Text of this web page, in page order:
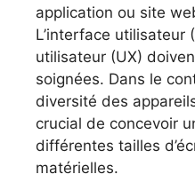
application ou site
L’interface utilisateur
utilisateur (UX)
soignées. Dans le
diversité des
crucial de concevoir
différentes tailles
matérielles.